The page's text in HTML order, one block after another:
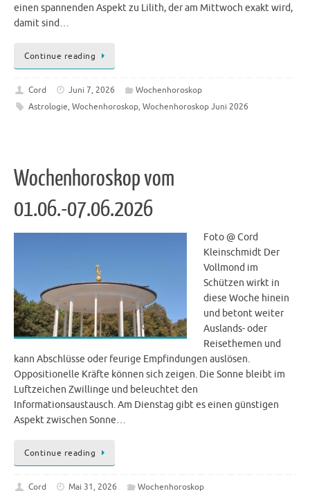
einen spannenden Aspekt zu Lilith, der am Mittwoch exakt wird,
damit sind…
Continue reading
Cord Juni 7, 2026
Wochenhoroskop
Astrologie, Wochenhoroskop, Wochenhoroskop Juni 2026
Wochenhoroskop vom
01.06.-07.06.2026
Foto @ Cord
Kleinschmidt Der
Vollmond im
Schützen wirkt in
diese Woche hinein
und betont weiter
Auslands- oder
Reisethemen und
kann Abschlüsse oder feurige Empfindungen auslösen.
Oppositionelle Kräfte können sich zeigen. Die Sonne bleibt im
Luftzeichen Zwillinge und beleuchtet den
Informationsaustausch. Am Dienstag gibt es einen günstigen
Aspekt zwischen Sonne…
Continue reading
Cord Mai 31, 2026
Wochenhoroskop